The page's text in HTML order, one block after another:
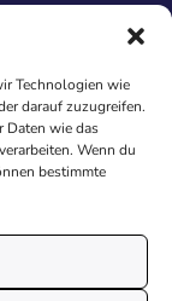
Technologien wie
darauf zuzugreifen.
Daten wie das
Wenn du
bestimmte